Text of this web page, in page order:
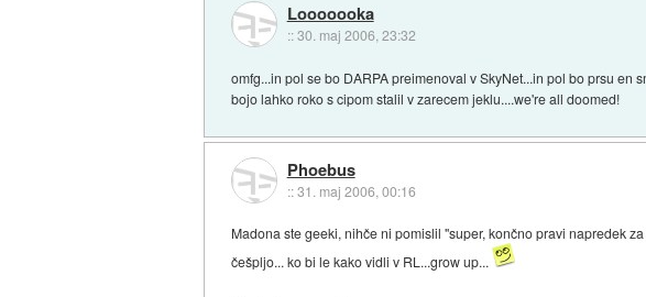
Looooooka
::30. maj 2006, 23:32
omfg...in pol se bo DARPA preimenoval v SkyNet...in pol bo prsu
bojo lahko roko s cipom stalil v zarecem jeklu....we're all doomed!
Phoebus
::31. maj 2006, 00:16
Madona ste geeki, nihče ni pomislil "super, končno pravi napredek
češpljo... ko bi le kako vidli v RL...grow up...